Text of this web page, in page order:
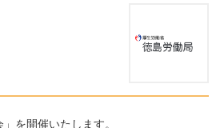
を開催いたします。